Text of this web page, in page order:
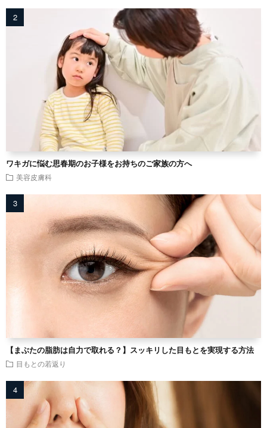
ワキガに悩む思春期のお子様をお持ちのご家族の方へ
美容皮膚科
【まぶたの脂肪は自力で取れる？】スッキリした目もとを実現する方法
目もとの若返り